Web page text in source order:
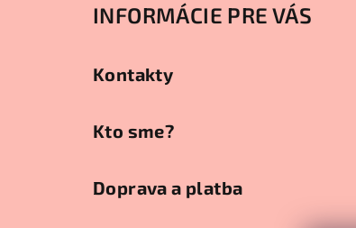
INFORMÁCIE PRE VÁS
Kontakty
Kto sme?
Doprava a platba